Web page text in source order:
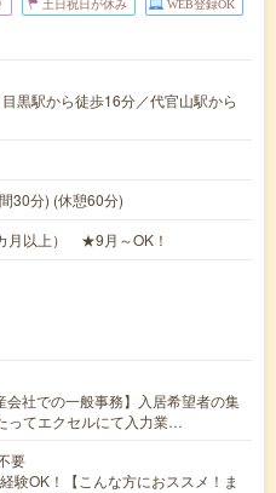
土日祝日が休み WEB登録OK
黒駅から徒歩16分／代官山駅から
30分) (休憩60分)
月以上） ★9月～OK！
会社での一般事務】入居希望者の集
ってエクセルにて入力業…
要
験OK！【こんな方におススメ！ま